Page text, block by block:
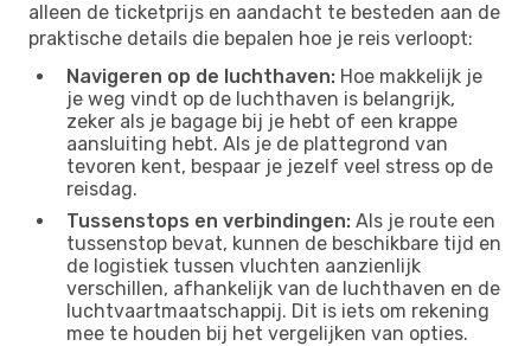
alleen de ticketprijs en aandacht te besteden aan de
praktische details die bepalen hoe je reis verloopt:
Navigeren op de luchthaven: Hoe makkelijk je
je weg vindt op de luchthaven is belangrijk,
zeker als je bagage bij je hebt of een krappe
aansluiting hebt. Als je de plattegrond van
tevoren kent, bespaar je jezelf veel stress op de
reisdag.
Tussenstops en verbindingen: Als je route een
tussenstop bevat, kunnen de beschikbare tijd en
de logistiek tussen vluchten aanzienlijk
verschillen, afhankelijk van de luchthaven en de
luchtvaartmaatschappij. Dit is iets om rekening
mee te houden bij het vergelijken van opties.